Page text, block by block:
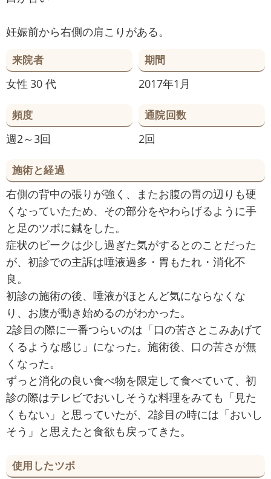
妊娠前から右側の肩こりがある。
来院者
女性 30 代
期間
2017年1月
頻度
週2～3回
通院回数
2回
施術と経過
右側の背中の張りが強く、またお腹の胃の辺りも硬
くなっていたため、その部分をやわらげるように手
と足のツボに鍼をした。
症状のピークは少し過ぎた気がするとのことだった
が、初診での主訴は唾液過多・胃もたれ・消化不
良。
初診の施術の後、唾液がほとんど気にならなくな
り、お腹が動き始めるのがわかった。
2診目の際に一番つらいのは「口の苦さとこみあげて
くるような感じ」になった。施術後、口の苦さが無
くなった。
ずっと消化の良い食べ物を限定して食べていて、初
診の際はテレビでおいしそうな料理をみても「見た
くもない」と思っていたが、2診目の時には「おいし
そう」と思えたと食欲も戻ってきた。
使用したツボ